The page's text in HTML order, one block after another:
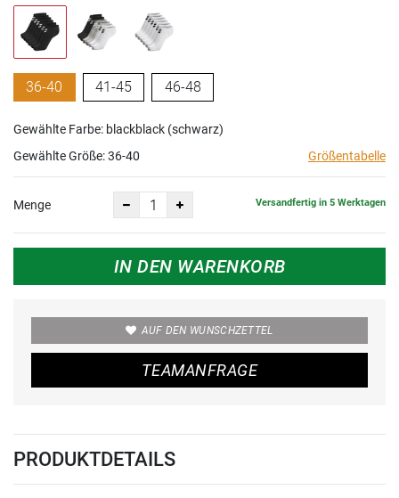
36-40 41-45 46-48
Gewählte Farbe: blackblack (schwarz)
Gewählte Größe:36-40 Größentabelle
Menge Versandfertig in 5 Werktagen
IN DEN WARENKORB
AUF DEN WUNSCHZETTEL
TEAMANFRAGE
PRODUKTDETAILS